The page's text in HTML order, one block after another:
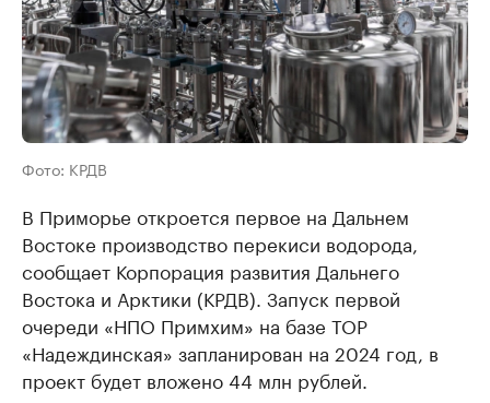
Фото: КРДВ
В Приморье откроется первое на Дальнем
Востоке производство перекиси водорода,
сообщает Корпорация развития Дальнего
Востока и Арктики (КРДВ). Запуск первой
очереди «НПО Примхим» на базе ТОР
«Надеждинская» запланирован на 2024 год, в
проект будет вложено 44 млн рублей.